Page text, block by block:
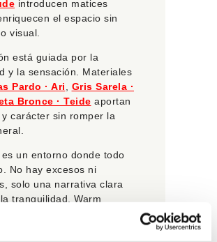
introducen matices
el espacio sin
visual.
está guiada por la
y la sensación. Materiales
Pardo · Ari, Gris Sarela ·
Bronce · Teide aportan
carácter sin romper la
un entorno donde todo
No hay excesos ni
solo una narrativa clara
tranquilidad. Warm
enfoque ideal para
que buscan